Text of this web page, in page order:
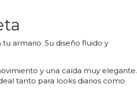
armario. Su diseño fluido y
y una caída muy elegante.
tanto para looks diarios como